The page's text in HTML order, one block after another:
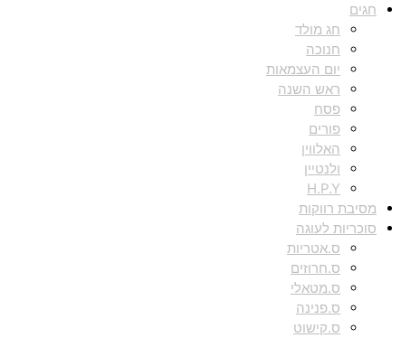
חגים
חג מולד
חנוכה
יום העצמאות
ראש השנה
פסח
פורים
האלווין
ולנטיין
H.P.Y
מסיבת רווקות
סוכריות לעוגה
ס.אטריות
ס.חרוזים
ס.מטאלי
ס.פנינה
ס.קישוט